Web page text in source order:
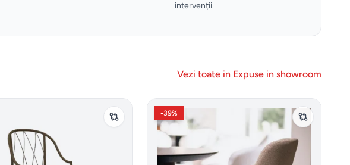
intervenții.
Vezi toate in Expuse in showroom
-39%